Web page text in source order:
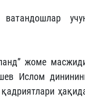
жоме
Ислом